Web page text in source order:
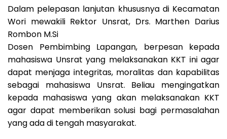
Dalam pelepasan lanjutan khususnya di Kecamatan
Wori mewakili Rektor Unsrat, Drs. Marthen Darius
Rombon M.Si
Dosen Pembimbing Lapangan, berpesan kepada
mahasiswa Unsrat yang melaksanakan KKT ini agar
dapat menjaga integritas, moralitas dan kapabilitas
sebagai mahasiswa Unsrat. Beliau mengingatkan
kepada mahasiswa yang akan melaksanakan KKT
agar dapat memberikan solusi bagi permasalahan
yang ada di tengah masyarakat.